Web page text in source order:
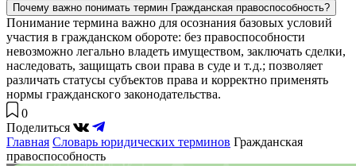
Почему важно понимать термин Гражданская правоспособность?
Понимание термина важно для осознания базовых условий
участия в гражданском обороте: без правоспособности
невозможно легально владеть имуществом, заключать сделки,
наследовать, защищать свои права в суде и т. д.; позволяет
различать статусы субъектов права и корректно применять
нормы гражданского законодательства.
0
Поделиться
Главная Словарь юридических терминов Гражданская
правоспособность